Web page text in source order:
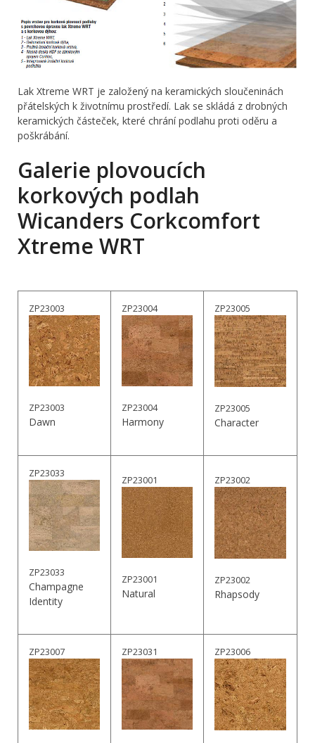
Lak Xtreme WRT je založený na keramických sloučeninách
přátelských k životnímu prostředí. Lak se skládá z drobných
keramických částeček, které chrání podlahu proti oděru a
poškrábání.
Galerie plovoucích
korkových podlah
Wicanders Corkcomfort
Xtreme WRT
ZP23003
ZP23003
Dawn
ZP23004
ZP23004
Harmony
ZP23005
ZP23005
Character
ZP23033
ZP23033
Champagne
Identity
ZP23001
ZP23001
Natural
ZP23002
ZP23002
Rhapsody
ZP23007 ZP23031 ZP23006